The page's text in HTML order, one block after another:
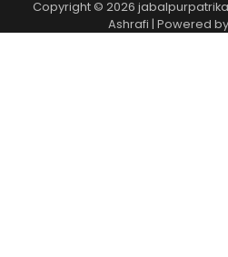
Copyright © 2026 jabalpurpatrika
Ashrafi | Powered by